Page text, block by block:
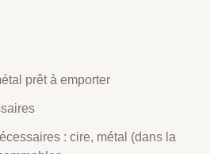
prêt à emporter
: cire, métal (dans la